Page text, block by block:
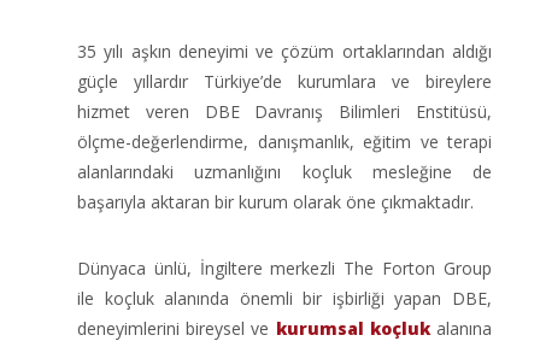
35 yılı aşkın deneyimi ve çözüm ortaklarından aldığı
güçle yıllardır Türkiye’de kurumlara ve bireylere
hizmet veren DBE Davranış Bilimleri Enstitüsü,
ölçme-değerlendirme, danışmanlık, eğitim ve terapi
alanlarındaki uzmanlığını koçluk mesleğine de
başarıyla aktaran bir kurum olarak öne çıkmaktadır.
Dünyaca ünlü, İngiltere merkezli The Forton Group
ile koçluk alanında önemli bir işbirliği yapan DBE,
deneyimlerini bireysel ve kurumsal koçlukalanına